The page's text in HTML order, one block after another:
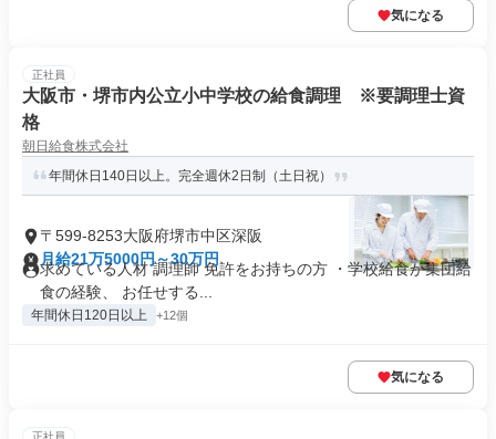
気になる
正社員
大阪市・堺市内公立小中学校の給食調理 ※要調理士資
格
朝日給食株式会社
年間休日140日以上。完全週休2日制（土日祝）
〒599-8253大阪府堺市中区深阪
月給21万5000円～30万円
求めている人材 調理師 免許をお持ちの方 ・学校給食か集団給
食の経験、 お任せする...
年間休日120日以上 +12個
気になる
正社員